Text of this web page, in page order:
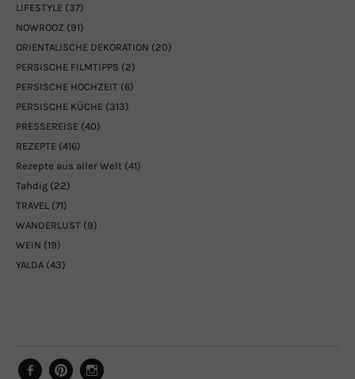
LIFESTYLE (37)
NOWROOZ (91)
ORIENTALISCHE DEKORATION (20)
PERSISCHE FILMTIPPS (2)
PERSISCHE HOCHZEIT (6)
PERSISCHE KÜCHE (313)
PRESSEREISE (40)
REZEPTE (416)
Rezepte aus aller Welt (41)
Tahdig (22)
TRAVEL (71)
WANDERLUST (9)
WEIN (19)
YALDA (43)